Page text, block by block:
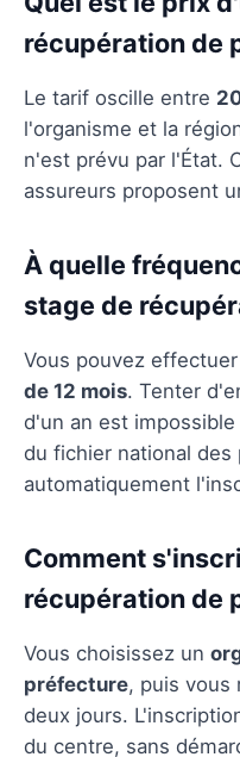
récupération de
Le tarif oscille entre
l'organisme et la
n'est prévu par l'État.
assureurs proposent
À quelle
stage de
Vous pouvez effectuer
de 12 mois. Tenter
d'un an est
du fichier national des
automatiquement
Comment
récupération de
Vous choisissez un
préfecture, puis vous
deux jours.
du centre, sans